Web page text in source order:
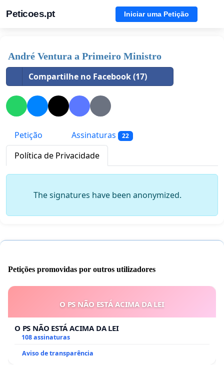
Peticoes.pt Iniciar uma Petição
André Ventura a Primeiro Ministro
Compartilhe no Facebook (17)
Petição Assinaturas 22
Política de Privacidade
The signatures have been anonymized.
Petições promovidas por outros utilizadores
O PS NÃO ESTÁ ACIMA DA LEI
O PS NÃO ESTÁ ACIMA DA LEI
108 assinaturas
Aviso de transparência